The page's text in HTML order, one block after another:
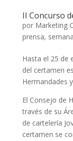
II Concurso
por Marketing
prensa,
Hasta el 25 de
del certamen
Hermandades
El Consejo de
través de su
de cartelería
certamen se